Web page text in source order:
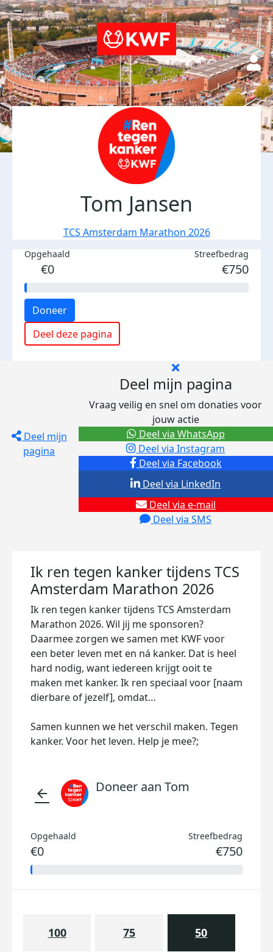
Tom Jansen
TCS Amsterdam Marathon 2026
Opgehaald
€0
Streefbedrag
€750
Doneer
Deel deze pagina
Deel mijn
pagina
Deel mijn pagina
Vraag veilig en snel om donaties voor
jouw actie
Deel via Facebook
Deel via Instagram
Deel via e-mail
Deel via SMS
Deel via LinkedIn
Deel via WhatsApp
Ik ren tegen kanker tijdens TCS
Amsterdam Marathon 2026
Ik ren tegen kanker tijdens TCS Amsterdam
Marathon 2026. Wil jij me sponsoren?
Daarmee zorgen we samen met KWF voor
een beter leven met en ná kanker. Dat is heel
hard nodig, want iedereen krijgt ooit te
maken met kanker. Ik ren speciaal voor [naam
dierbare of jezelf], omdat…
Samen kunnen we het verschil maken. Tegen
kanker. Voor het leven. Help je mee?;
arrow_back Doneer aan Tom
Opgehaald
€0
Streefbedrag
€750
100 75 50